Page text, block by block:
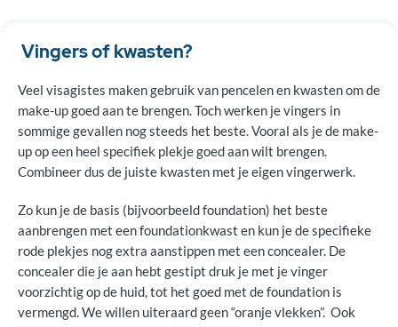
Vingers of kwasten?
Veel visagistes maken gebruik van pencelen en kwasten om de
make-up goed aan te brengen. Toch werken je vingers in
sommige gevallen nog steeds het beste. Vooral als je de make-
up op een heel specifiek plekje goed aan wilt brengen.
Combineer dus de juiste kwasten met je eigen vingerwerk.
Zo kun je de basis (bijvoorbeeld foundation) het beste
aanbrengen met een foundationkwast en kun je de specifieke
rode plekjes nog extra aanstippen met een concealer. De
concealer die je aan hebt gestipt druk je met je vinger
voorzichtig op de huid, tot het goed met de foundation is
vermengd. We willen uiteraard geen “oranje vlekken”. Ook